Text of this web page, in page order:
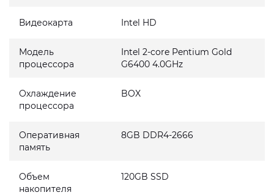
Видеокарта Intel HD
Модель
процессора
Intel 2-core Pentium Gold
G6400 4.0GHz
Охлаждение
процессора
BOX
Оперативная
память
8GB DDR4-2666
Объем
накопителя
120GB SSD